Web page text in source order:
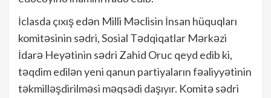
İclasda çıxış edən Milli Məclisin İnsan hüquqları
komitəsinin sədri, Sosial Tədqiqatlar Mərkəzi
İdarə Heyətinin sədri Zahid Oruc qeyd edib ki,
təqdim edilən yeni qanun partiyaların fəaliyyətinin
təkmilləşdirilməsi məqsədi daşıyır. Komitə sədri